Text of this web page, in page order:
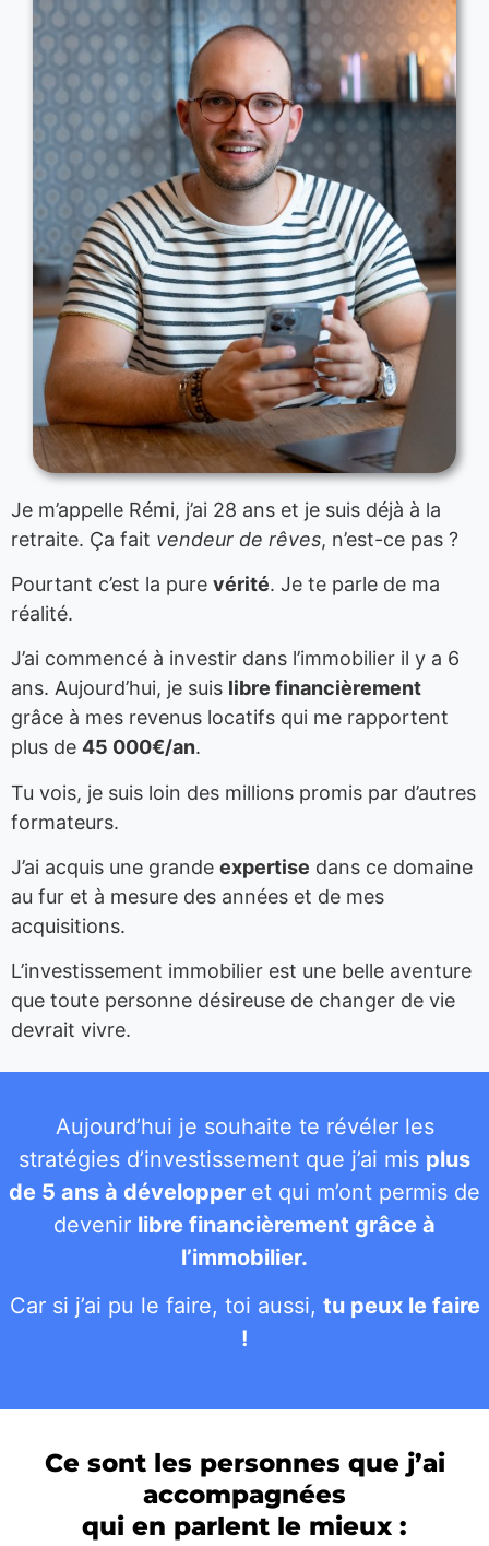
Je m’appelle Rémi, j’ai 28 ans et je suis déjà à la
retraite. Ça fait vendeur de rêves, n’est-ce pas ?
Pourtant c’est la pure vérité. Je te parle de ma
réalité.
J’ai commencé à investir dans l’immobilier il y a 6
ans. Aujourd’hui, je suis libre financièrement
grâce à mes revenus locatifs qui me rapportent
plus de 45 000€/an.
Tu vois, je suis loin des millions promis par d’autres
formateurs.
J’ai acquis une grande expertise dans ce domaine
au fur et à mesure des années et de mes
acquisitions.
L’investissement immobilier est une belle aventure
que toute personne désireuse de changer de vie
devrait vivre.
Aujourd’hui je souhaite te révéler les
stratégies d’investissement que j’ai mis plus
de 5 ans à développer et qui m’ont permis de
devenir libre financièrement grâce à
l’immobilier.
Car si j’ai pu le faire, toi aussi, tu peux le faire
!
Ce sont les personnes que j’ai
accompagnées
qui en parlent le mieux :